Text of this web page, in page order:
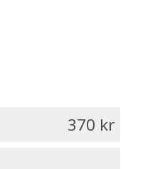
370